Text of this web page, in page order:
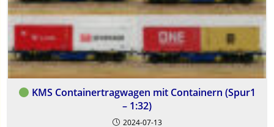
KMS Containertragwagen mit Containern (Spur1
– 1:32)
2024-07-13